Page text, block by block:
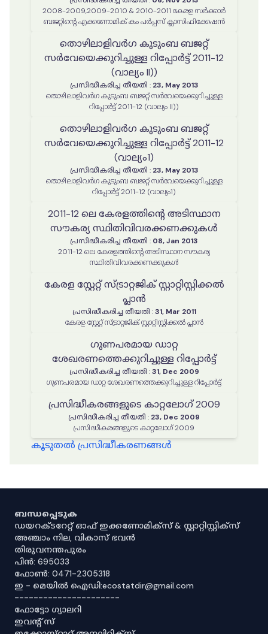
2008-2009,2009-2010 & 2010-2011 കേരള സർക്കാർ
ബജറ്റിന്റെ എക്കണോമിക് കം പർപ്പസ് ക്ലാസിഫിക്കേഷൻ
തൊഴിലാളിവർഗ കുടുംബ ബജറ്റ്
സർവേയെക്കുറിച്ചുള്ള റിപ്പോർട്ട് 2011-12
(വാല്യം II))
പ്രസിദ്ധീകരിച്ച തീയതി : 23, May 2013
തൊഴിലാളിവർഗ കുടുംബ ബജറ്റ് സർവേയെക്കുറിച്ചുള്ള
റിപ്പോർട്ട് 2011-12 (വാല്യം II))
തൊഴിലാളിവർഗ കുടുംബ ബജറ്റ്
സർവേയെക്കുറിച്ചുള്ള റിപ്പോർട്ട് 2011-12
(വാല്യം1)
പ്രസിദ്ധീകരിച്ച തീയതി : 23, May 2013
തൊഴിലാളിവർഗ കുടുംബ ബജറ്റ് സർവേയെക്കുറിച്ചുള്ള
റിപ്പോർട്ട് 2011-12 (വാല്യം1)
2011-12 ലെ കേരളത്തിൻ്റെ അടിസ്ഥാന
സൗകര്യ സ്ഥിതിവിവരക്കണക്കുകൾ
പ്രസിദ്ധീകരിച്ച തീയതി : 08, Jan 2013
2011-12 ലെ കേരളത്തിൻ്റെ അടിസ്ഥാന സൗകര്യ
സ്ഥിതിവിവരക്കണക്കുകൾ
കേരള സ്റ്റേറ്റ് സ്ട്രാറ്റജിക് സ്റ്റാറ്റിസ്റ്റിക്കൽ
പ്ലാൻ
പ്രസിദ്ധീകരിച്ച തീയതി : 31, Mar 2011
കേരള സ്റ്റേറ്റ് സ്ട്രാറ്റജിക് സ്റ്റാറ്റിസ്റ്റിക്കൽ പ്ലാൻ
ഗുണപരമായ ഡാറ്റ
ശേഖരണത്തെക്കുറിച്ചുള്ള റിപ്പോർട്ട്
പ്രസിദ്ധീകരിച്ച തീയതി : 31, Dec 2009
ഗുണപരമായ ഡാറ്റ ശേഖരണത്തെക്കുറിച്ചുള്ള റിപ്പോർട്ട്
പ്രസിദ്ധീകരങ്ങളുടെ കാറ്റലോഗ് 2009
പ്രസിദ്ധീകരിച്ച തീയതി : 23, Dec 2009
പ്രസിദ്ധീകരങ്ങളുടെ കാറ്റലോഗ് 2009
കൂടുതൽ പ്രസിദ്ധീകരണങ്ങൾ
ബന്ധപ്പെടുക
ഡയറക്ടറേറ്റ് ഓഫ് ഇക്കണോമിക്സ് & സ്റ്റാറ്റിസ്റ്റിക്സ്
അഞ്ചാം നില, വികാസ് ഭവൻ
തിരുവനന്തപുരം
പിൻ: 695033
ഫോൺ: 0471-2305318
ഇ - മെയിൽ ഐഡി:ecostatdir@gmail.com
----------------------
ഫോട്ടോ ഗ്യാലറി
ഇവൻ്റ് സ്